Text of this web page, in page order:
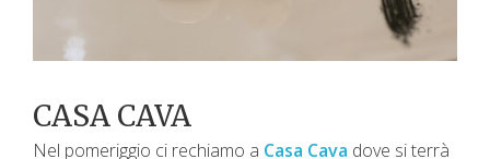
CASA CAVA
Nel pomeriggio ci rechiamo a Casa Cava dove si terrà